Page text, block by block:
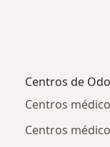
Centros de
Centros
Centros